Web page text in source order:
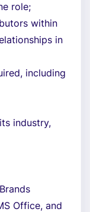
role;
within
in
including
industry,
Office, and